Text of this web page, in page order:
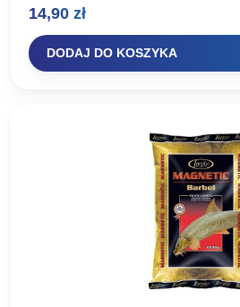
…
14,90 zł
DODAJ DO KOSZYKA